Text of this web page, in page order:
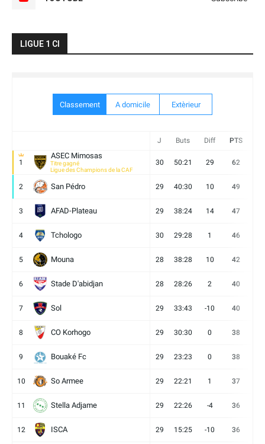
LIGUE 1 CI
Classement A domicile Extèrieur
J Buts Diff PTS
1
ASEC Mimosas
Titre gagné
Ligue des Champions de la CAF
30 50:21 29 62
2 San Pédro 29 40:30 10 49
3 AFAD-Plateau 29 38:24 14 47
4 Tchologo 30 29:28 1 46
5 Mouna 28 38:28 10 42
6 Stade D'abidjan 28 28:26 2 40
7 Sol 29 33:43 -10 40
8 CO Korhogo 29 30:30 0 38
9 Bouaké Fc 29 23:23 0 38
10 So Armee 29 22:21 1 37
11 Stella Adjame 29 22:26 -4 36
12 ISCA 29 15:25 -10 36